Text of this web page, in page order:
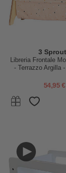
3
Libreria Frontale
- Terrazzo Argilla
54,95 €